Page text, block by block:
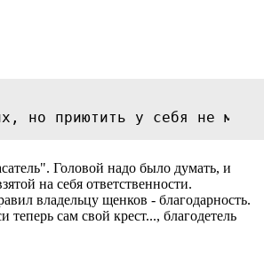
но приютить у себя не
Головой надо было думать, и
на себя ответственности.
владельцу щенков - благодарность.
теперь сам свой крест..., благодетель